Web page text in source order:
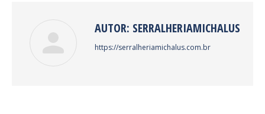
AUTOR: SERRALHERIAMICHALUS
https://serralheriamichalus.com.br